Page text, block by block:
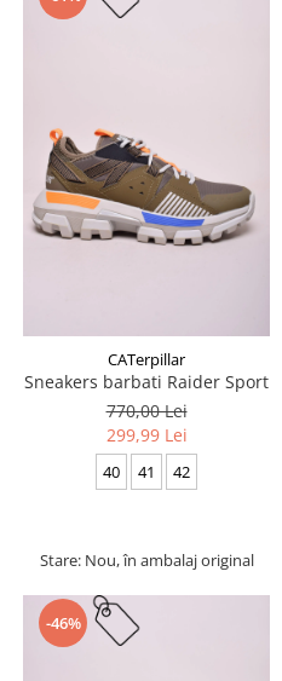
CATerpillar
Sneakers barbati Raider Sport
770,00 Lei
299,99 Lei
40 41 42
Stare: Nou, în ambalaj original
-46%